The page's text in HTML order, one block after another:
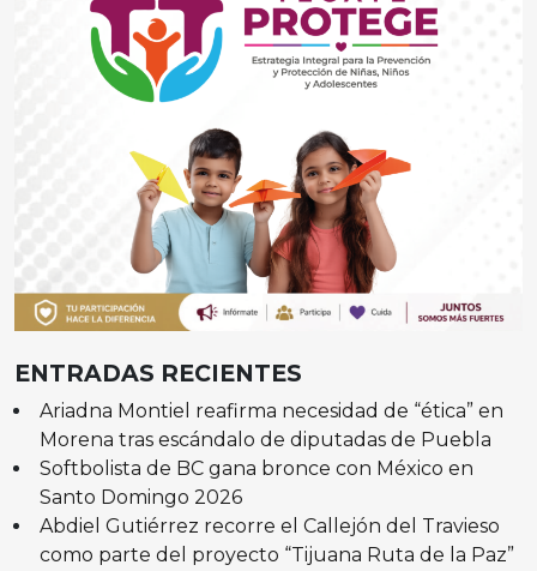
ENTRADAS RECIENTES
Ariadna Montiel reafirma necesidad de “ética” en
Morena tras escándalo de diputadas de Puebla
Softbolista de BC gana bronce con México en
Santo Domingo 2026
Abdiel Gutiérrez recorre el Callejón del Travieso
como parte del proyecto “Tijuana Ruta de la Paz”